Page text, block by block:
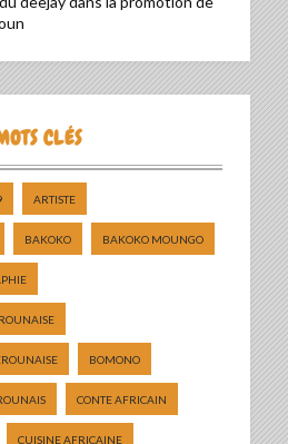
CLÉS
ARTISTE
BAKOKO BAKOKO MOUNGO
BOMONO
CONTE AFRICAIN
CUISINE AFRICAINE